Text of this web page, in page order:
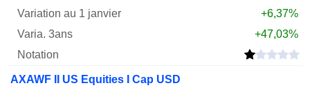
+6,37%
+47,03%
AXAWF II US Equities I Cap USD